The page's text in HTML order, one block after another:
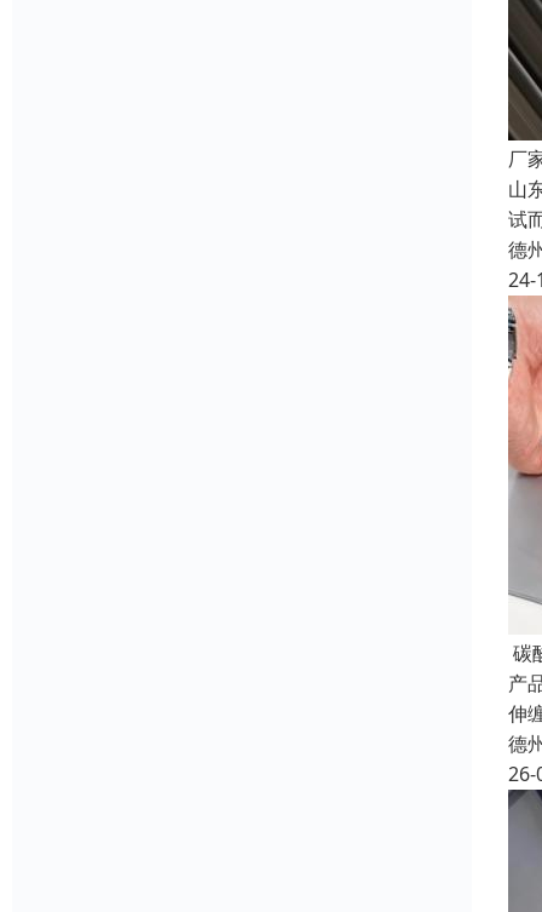
厂
山
试
德
24-
碳
产
伸
德
26-